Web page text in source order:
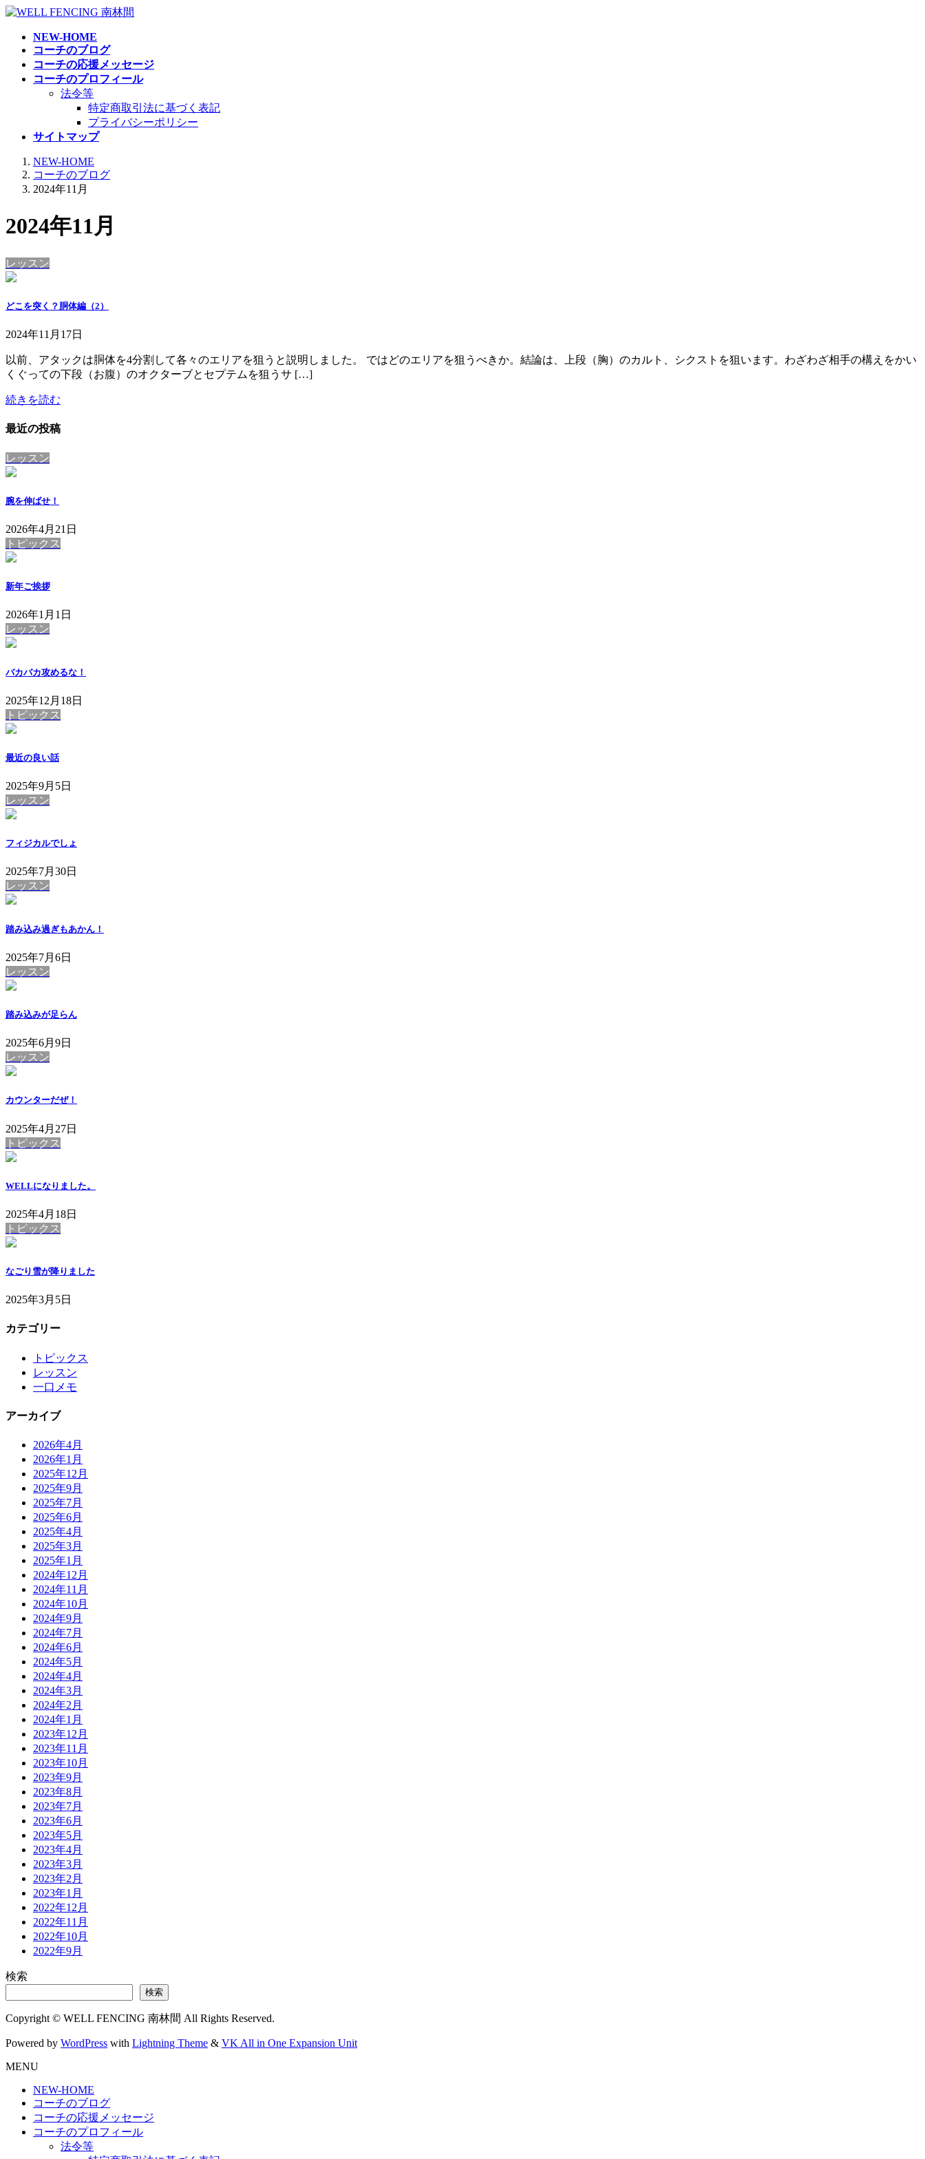
コ
ナ
NEW-HOME
コーチのブログ
コーチの応援メッセージ
コーチのプロフィール
法令等
特定商取引法に基づく表記
プライバシーポリシー
サイトマップ
NEW-HOME
コーチのブログ
2024年11月
2024年11月
レッスン
どこを突く？胴体編（2）
2024年11月17日
以前、アタックは胴体を4分割して各々のエリアを狙うと説明しました。 ではどのエリアを狙うべきか。結論は、上段（胸）のカルト、シクストを狙います。わざわざ相手の構えをかい
くぐっての下段（お腹）のオクターブとセプテムを狙うサ […]
続きを読む
最近の投稿
レッスン
腕を伸ばせ！
2026年4月21日
トピックス
新年ご挨拶
2026年1月1日
レッスン
バカバカ攻めるな！
2025年12月18日
トピックス
最近の良い話
2025年9月5日
レッスン
フィジカルでしょ
2025年7月30日
レッスン
踏み込み過ぎもあかん！
2025年7月6日
レッスン
踏み込みが足らん
2025年6月9日
レッスン
カウンターだぜ！
2025年4月27日
トピックス
WELLになりました。
2025年4月18日
トピックス
なごり雪が降りました
2025年3月5日
カテゴリー
トピックス
レッスン
一口メモ
アーカイブ
2026年4月
2026年1月
2025年12月
2025年9月
2025年7月
2025年6月
2025年4月
2025年3月
2025年1月
2024年12月
2024年11月
2024年10月
2024年9月
2024年7月
2024年6月
2024年5月
2024年4月
2024年3月
2024年2月
2024年1月
2023年12月
2023年11月
2023年10月
2023年9月
2023年8月
2023年7月
2023年6月
2023年5月
2023年4月
2023年3月
2023年2月
2023年1月
2022年12月
2022年11月
2022年10月
2022年9月
検索
検索
Copyright © WELL FENCING 南林間 All Rights Reserved.
Powered by WordPress with Lightning Theme & VK All in One Expansion Unit
MENU
NEW-HOME
コーチのブログ
コーチの応援メッセージ
コーチのプロフィール
法令等